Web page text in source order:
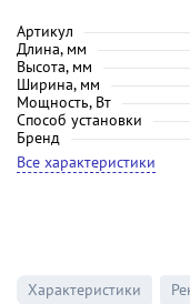
Артикул
Длина, мм
Высота, мм
Ширина, мм
Мощность, Вт
Способ установки
Бренд
Все характеристики
Характеристики